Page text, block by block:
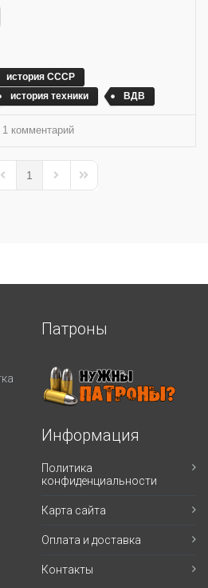
история СССР
история техники ВДВ
1 комментарий
Previous Page
1
Next PageLast Page
Патроны
Информация
Политика
конфиденциальности
Карта сайта
Оплата и доставка
Контакты